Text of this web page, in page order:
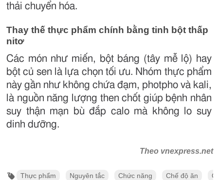
thải chuyển hóa.
Thay thế thực phẩm chính bằng tinh bột thấp
nitơ
Các món như miến, bột báng (tây mễ lộ) hay
bột củ sen là lựa chọn tối ưu. Nhóm thực phẩm
này gần như không chứa đạm, photpho và kali,
là nguồn năng lượng then chốt giúp bệnh nhân
suy thận mạn bù đắp calo mà không lo suy
dinh dưỡng.
Theo vnexpress.net
Thực phẩm Nguyên tắc Chức năng Chế độ ăn